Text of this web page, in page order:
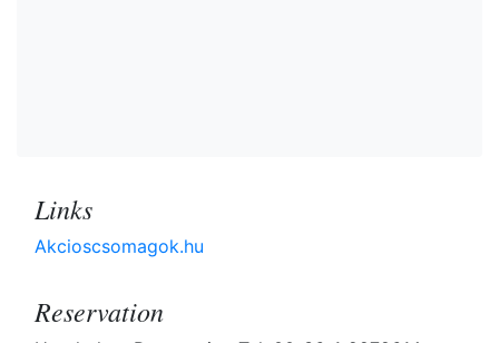
Links
Akcioscsomagok.hu
Reservation